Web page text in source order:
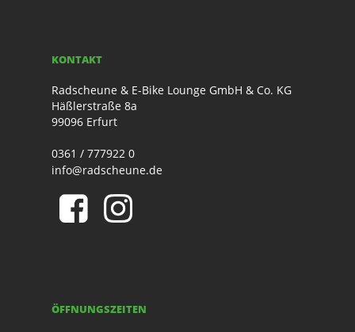
KONTAKT
Radscheune & E-Bike Lounge GmbH & Co. KG
Häßlerstraße 8a
99096 Erfurt
0361 / 777922 0
info@radscheune.de
ÖFFNUNGSZEITEN